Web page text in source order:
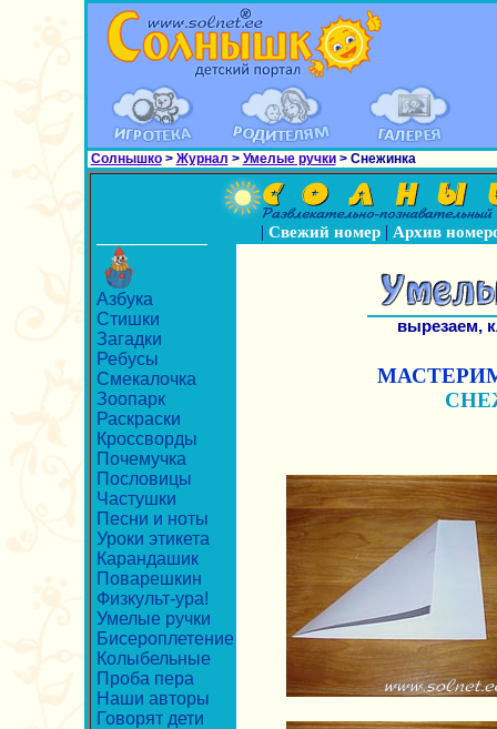
Солнышко> Журнал > Умелые ручки> Снежинка
| Свежий номер| Архив
Азбука
Стишки
Загадки
Ребусы
Смекалочка
Зоопарк
Раскраски
Кроссворды
Почемучка
Пословицы
Частушки
Песни и ноты
Уроки этикета
Карандашик
Поварешкин
Физкульт-ура!
Умелые ручки
Бисероплетение
Колыбельные
Проба пера
Наши авторы
Говорят дети
вырезаем,